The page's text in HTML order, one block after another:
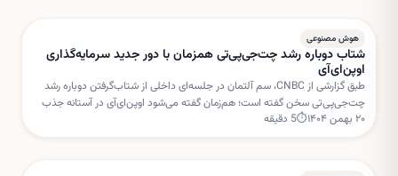
هوش مصنوعی
شتاب دوباره رشد چت‌جی‌پی‌تی همزمان با دور جدید سرمایه‌گذاری
اوپن‌ای‌آی
طبق گزارشی از CNBC، سم آلتمان در جلسه‌ای داخلی از شتاب‌گرفتن دوباره رشد
چت‌جی‌پی‌تی سخن گفته است؛ هم‌زمان گفته می‌شود اوپن‌ای‌آی در آستانه جذب
دور جدیدی از سرمایه‌گذاری با ارزش‌گذاری بسیار بالا است.
۲۰ بهمن ۱۴۰۴ ⏱
5 دقیقه